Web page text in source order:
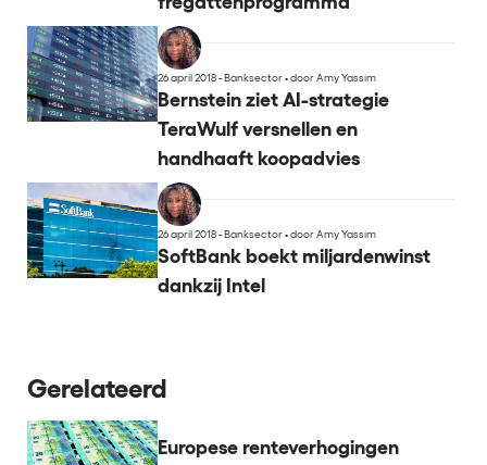
26 april 2018 - Banksector•door Amy Yassim
Bernstein ziet AI-strategie
TeraWulf versnellen en
handhaaft koopadvies
26 april 2018 - Banksector•door Amy Yassim
SoftBank boekt miljardenwinst
dankzij Intel
Gerelateerd
Europese renteverhogingen